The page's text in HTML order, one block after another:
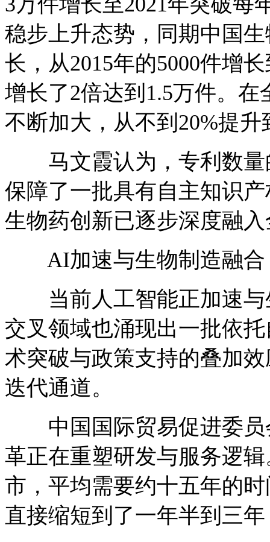
稳步上升态势，同期中国
长，从2015年的5000件增
增长了2倍达到1.5万件。
不断加大，从不到20%提升
马文霞认为，专利数量
保障了一批具有自主知识
生物药创新已逐步深度融
AI加速与生物制造融合
当前人工智能正加速与
交叉领域也涌现出一批依
术突破与政策支持的叠加
迭代通道。
中国国际贸易促进委员
革正在重塑研发与服务逻
市，平均需要约十五年的
直接缩短到了一年半到三